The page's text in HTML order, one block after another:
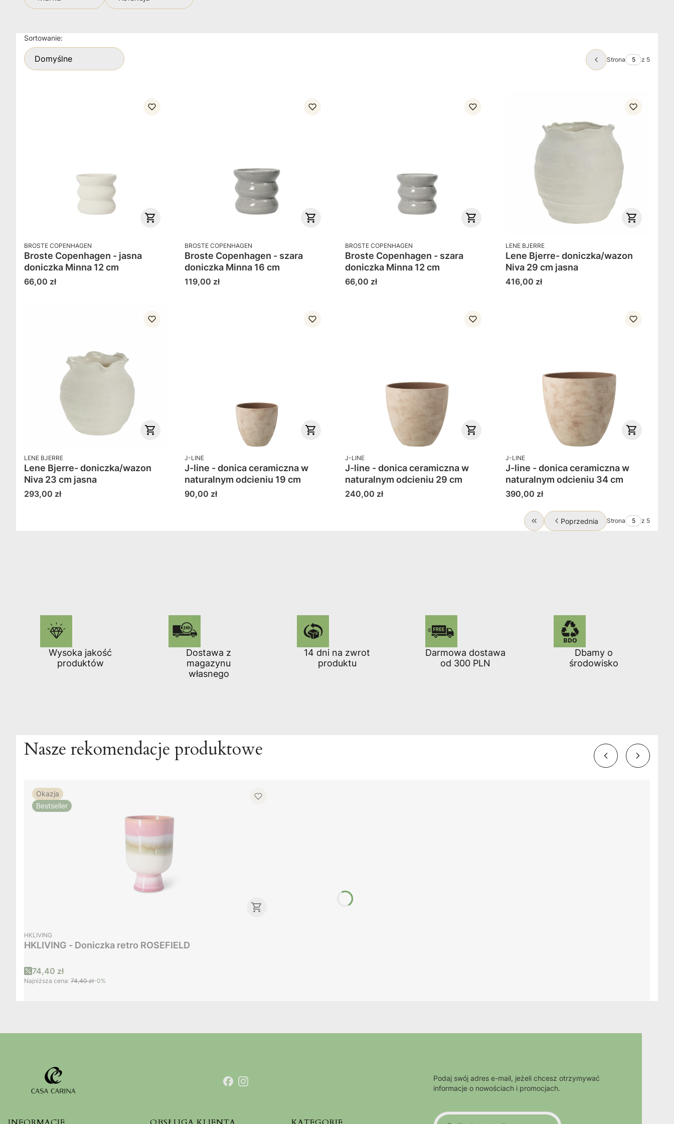
Lista produktów
Sortowanie:
Domyślne Poprzednie produkty
Strona z 5
PRODUCENT
BROSTE COPENHAGEN
Broste Copenhagen - jasna
doniczka Minna 12 cm
Cena
66,00 zł
PRODUCENT
BROSTE COPENHAGEN
Broste Copenhagen - szara
doniczka Minna 16 cm
Cena
119,00 zł
PRODUCENT
BROSTE COPENHAGEN
Broste Copenhagen - szara
doniczka Minna 12 cm
Cena
66,00 zł
PRODUCENT
LENE BJERRE
Lene Bjerre- doniczka/wazon
Niva 29 cm jasna
Cena
416,00 zł
PRODUCENT
LENE BJERRE
Lene Bjerre- doniczka/wazon
Niva 23 cm jasna
Cena
293,00 zł
PRODUCENT
J-LINE
J-line - donica ceramiczna w
naturalnym odcieniu 19 cm
Cena
90,00 zł
PRODUCENT
J-LINE
J-line - donica ceramiczna w
naturalnym odcieniu 29 cm
Cena
240,00 zł
PRODUCENT
J-LINE
J-line - donica ceramiczna w
naturalnym odcieniu 34 cm
Cena
390,00 zł
Wróć do pierwszej strony z produktami
Poprzednia Strona z 5
Wysoka jakość
produktów
Dostawa z
magazynu
własnego
14 dni na zwrot
produktu
Darmowa dostawa
od 300 PLN
Dbamy o
środowisko
Nasze rekomendacje produktowe
Okazja
Bestseller
PRODUCENT
HKLIVING
HKLIVING - Doniczka retro ROSEFIELD
Cena promocyjna
74,40 zł
Najniższa cena: 74,40 zł-0%
Podaj swój adres e-mail, jeżeli chcesz otrzymywać
informacje o nowościach i promocjach.